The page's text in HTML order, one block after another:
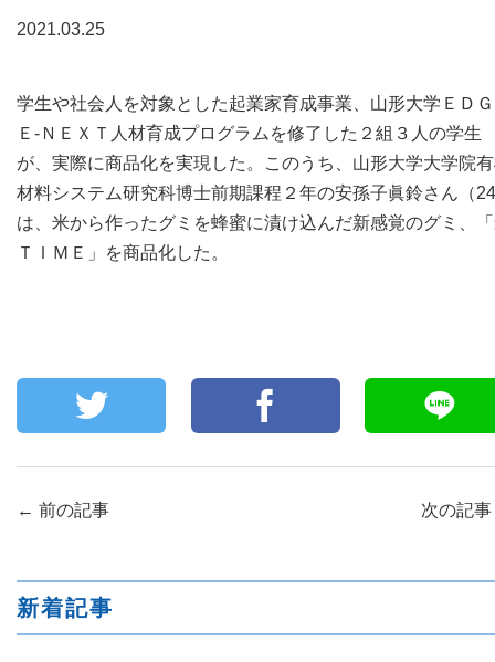
北海道函館市桔梗町379-31
0138-34-2525
営業時間 9:00～18:00
新潟県新潟市西区山田2310-39
025-210-1200
営業時間 9:00～18:00
2021.03.25
学生や社会人を対象とした起業家育成事業、山形大学ＥＤＧ
Ｅ-ＮＥＸＴ人材育成プログラムを修了した２組３人の学生
が、実際に商品化を実現した。このうち、山形大学大学院
材料システム研究科博士前期課程２年の安孫子眞鈴さん（
は、米から作ったグミを蜂蜜に漬け込んだ新感覚のグミ、
ＴＩＭＥ」を商品化した。
← 前の記事 次の記事
新着記事